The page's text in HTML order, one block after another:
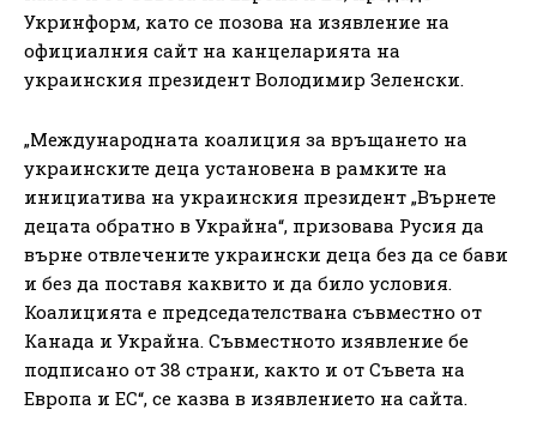
Укринформ, като се позова на изявление на
официалния сайт на канцеларията на
украинския президент Володимир Зеленски.
„Международната коалиция за връщането на
украинските деца установена в рамките на
инициатива на украинския президент „Върнете
децата обратно в Украйна“, призовава Русия да
върне отвлечените украински деца без да се бави
и без да поставя каквито и да било условия.
Коалицията е председателствана съвместно от
Канада и Украйна. Съвместното изявление бе
подписано от 38 страни, както и от Съвета на
Европа и ЕС“, се казва в изявлението на сайта.